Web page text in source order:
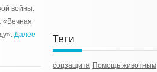
войны.
«Вечная
Далее
Теги
соцзащита Помощь животным